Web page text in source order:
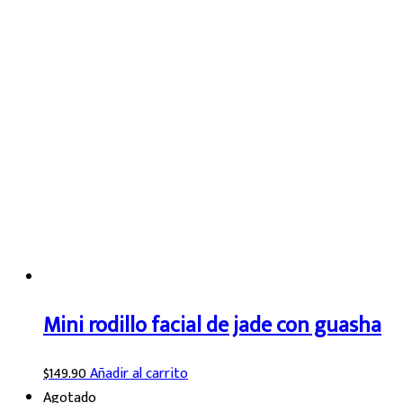
Mini rodillo facial de jade con guasha
$149.90Añadir al carrito
Agotado